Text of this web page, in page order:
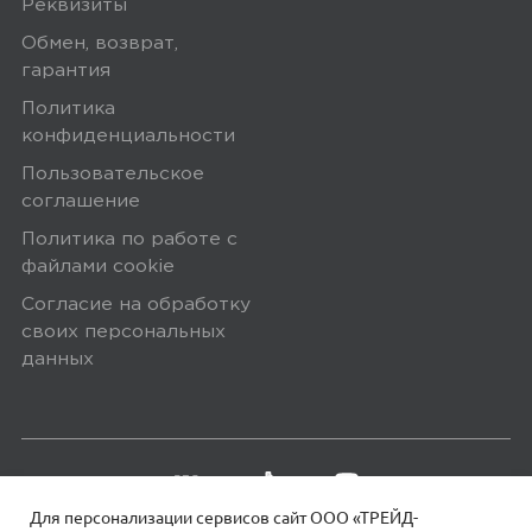
Для персонализации сервисов сайт ООО «ТРЕЙД-
Греется, в комплект не входит
адаптер питания
Плюсы
день, не умирает в воде
Реквизиты
Обмен, возврат,
гарантия
Политика
конфиденциальности
Пользовательское
соглашение
Политика по работе с
файлами сookie
Согласие на обработку
своих персональных
данных